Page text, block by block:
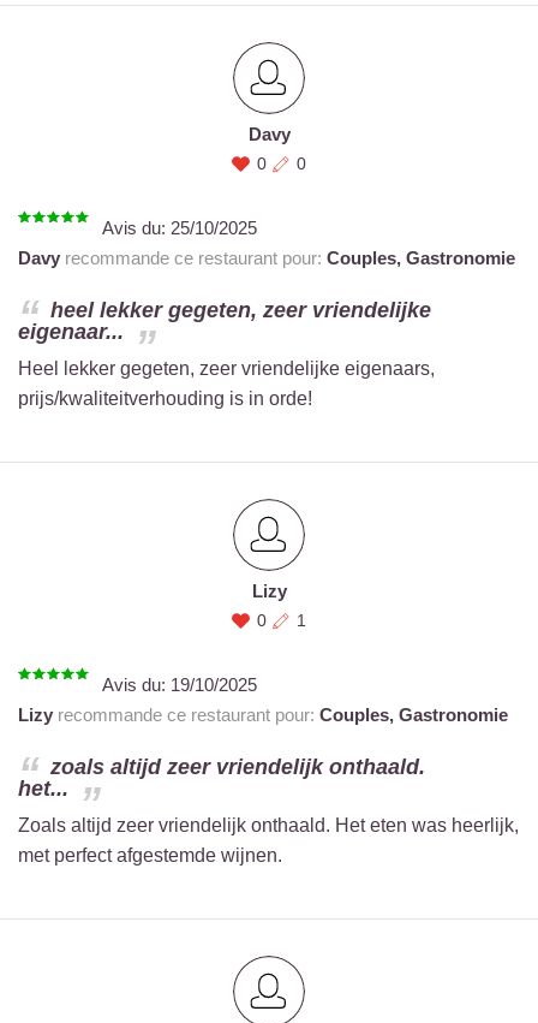
Davy
0 0
Avis du: 25/10/2025
Davy recommande ce restaurant pour: Couples, Gastronomie
heel lekker gegeten, zeer vriendelijke
eigenaar...
Heel lekker gegeten, zeer vriendelijke eigenaars,
prijs/kwaliteitverhouding is in orde!
Lizy
0 1
Avis du: 19/10/2025
Lizy recommande ce restaurant pour: Couples, Gastronomie
zoals altijd zeer vriendelijk onthaald.
het...
Zoals altijd zeer vriendelijk onthaald. Het eten was heerlijk,
met perfect afgestemde wijnen.